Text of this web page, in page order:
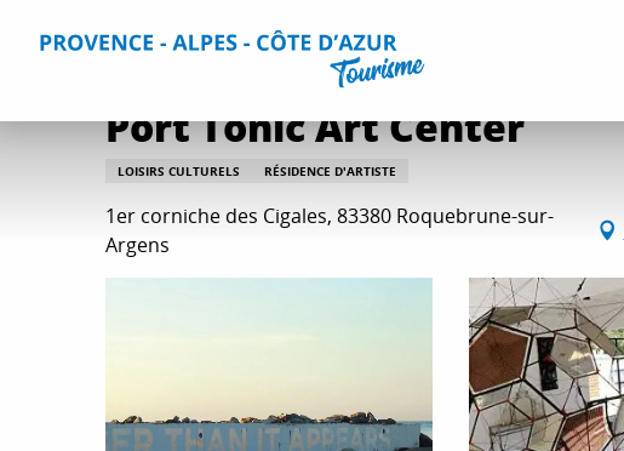
Accueil Que faire ? Détente et loisirs
Port Tonic Art Center
LOISIRS CULTURELS RÉSIDENCE D'ARTISTE
1er corniche des Cigales, 83380 Roquebrune-sur-
Argens